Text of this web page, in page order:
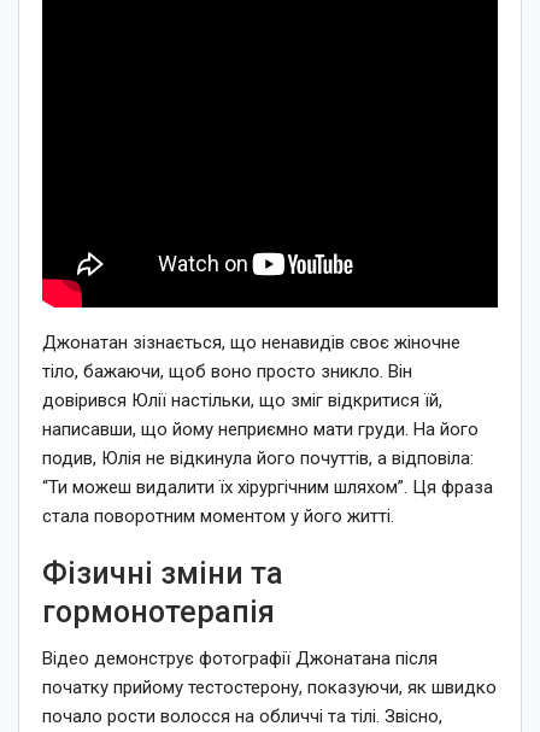
Джонатан зізнається, що ненавидів своє жіночне
тіло, бажаючи, щоб воно просто зникло. Він
довірився Юлії настільки, що зміг відкритися їй,
написавши, що йому неприємно мати груди. На його
подив, Юлія не відкинула його почуттів, а відповіла:
“Ти можеш видалити їх хірургічним шляхом”. Ця фраза
стала поворотним моментом у його житті.
Фізичні зміни та
гормонотерапія
Відео демонструє фотографії Джонатана після
початку прийому тестостерону, показуючи, як швидко
почало рости волосся на обличчі та тілі. Звісно,